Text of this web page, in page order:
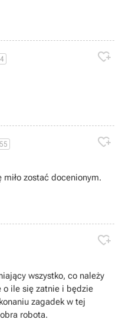

55 
zostać docenionym.

wszystko, co należy
ile się zatnie i będzie
zagadek w tej
robota.